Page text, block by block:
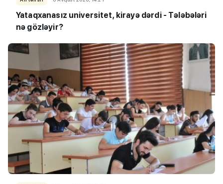
Yataqxanasız universitet, kirayə dərdi - Tələbələri
nə gözləyir?